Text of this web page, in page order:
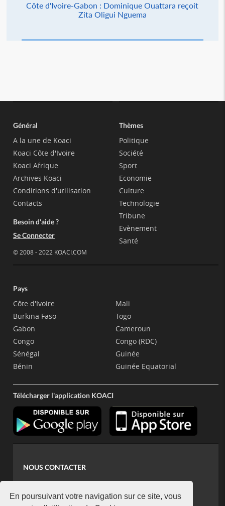
En poursuivant votre navigation sur ce site, vous
Côte d'Ivoire-Gabon : Dominique Ouattara reçoit
Zita Oligui Nguema
Général
A la une de Koaci
Koaci Côte d'Ivoire
Koaci Afrique
Archives Koaci
Conditions d'utilisation
Contacts
Besoin d'aide ?
Se Connecter
© 2008 - 2022 KOACI.COM
Thèmes
Politique
Société
Sport
Economie
Culture
Technologie
Tribune
Evènement
Santé
Pays
Côte d'Ivoire
Burkina Faso
Gabon
Congo
Sénégal
Bénin
Mali
Togo
Cameroun
Congo (RDC)
Guinée
Guinée Equatorial
Télécharger l'application KOACI
NOUS CONTACTER
koaci@yahoo.fr